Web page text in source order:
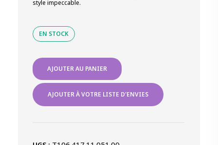
style impeccable.
EN STOCK
quantité
de
Tissot
V8
Tout
AJOUTER AU PANIER
AJOUTER À VOTRE LISTE D'ENVIES